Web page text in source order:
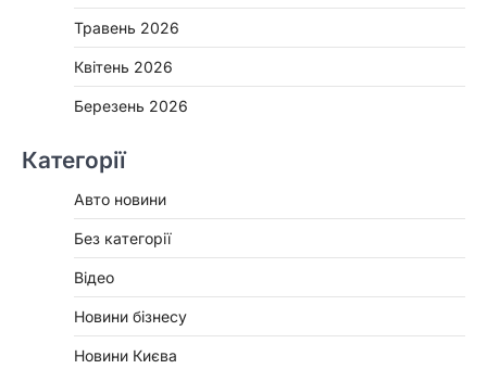
Травень 2026
Квітень 2026
Березень 2026
Категорії
Авто новини
Без категорії
Відео
Новини бізнесу
Новини Києва